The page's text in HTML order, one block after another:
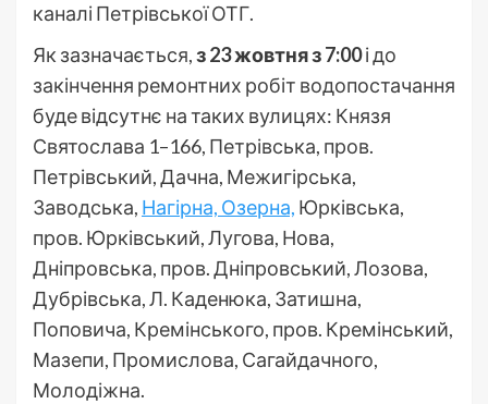
каналі Петрівської ОТГ.
Як зазначається,з 23 жовтня з 7:00і до
закінчення ремонтних робіт водопостачання
буде відсутнє на таких вулицях: Князя
Святослава 1–166, Петрівська, пров.
Петрівський, Дачна, Межигірська,
Заводська, Нагірна, Озерна, Юрківська,
пров. Юрківський, Лугова, Нова,
Дніпровська, пров. Дніпровський, Лозова,
Дубрівська, Л. Каденюка, Затишна,
Поповича, Кремінського, пров. Кремінський,
Мазепи, Промислова, Сагайдачного,
Молодіжна.